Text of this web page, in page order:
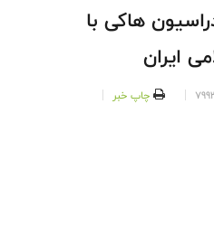
هاکی با
ایران
چاپ خبر